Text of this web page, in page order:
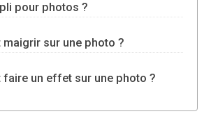
pour photos ?
maigrir sur une photo ?
faire un effet sur une photo ?